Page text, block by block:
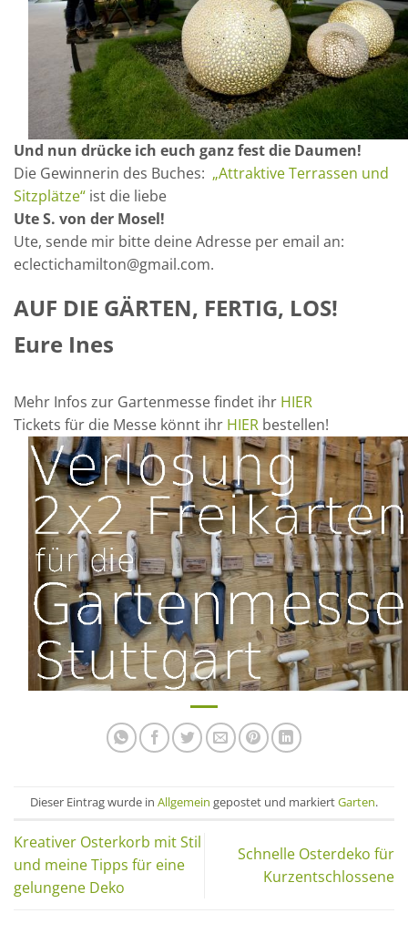
Und nun drücke ich euch ganz fest die Daumen!
Die Gewinnerin des Buches: „Attraktive Terrassen und
Sitzplätze“ ist die liebe
Ute S. von der Mosel!
Ute, sende mir bitte deine Adresse per email an:
eclectichamilton@gmail.com.
AUF DIE GÄRTEN, FERTIG, LOS!
Eure Ines
Mehr Infos zur Gartenmesse findet ihr HIER
Tickets für die Messe könnt ihr HIER bestellen!
Dieser Eintrag wurde in Allgemein gepostet und markiertGarten.
Kreativer Osterkorb mit Stil
und meine Tipps für eine
gelungene Deko
Schnelle Osterdeko für
Kurzentschlossene